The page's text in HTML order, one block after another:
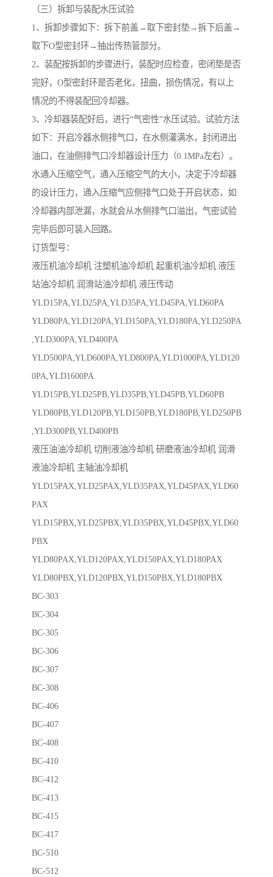
（三）拆卸与装配水压试验
1、拆卸步骤如下：拆下前盖→取下密封垫→拆下后盖→
取下O型密封环→抽出传热管部分。
2、装配按拆卸的步骤进行，装配时应检查，密闭垫是否
完好，O型密封环是否老化，扭曲，损伤情况，有以上
情况的不得装配回冷却器。
3、冷却器装配好后，进行“气密性”水压试验。试验方法
如下：开启冷器水侧排气口，在水侧灌满水，封闭进出
油口，在油侧排气口冷却器设计压力（0.1MPa左右）。
水通入压缩空气，通入压缩空气的大小，决定于冷却器
的设计压力，通入压缩气应侧排气口处于开启状态，如
冷却器内部泄漏，水就会从水侧排气口溢出，气密试验
完毕后即可装入回路。
订货型号：
液压机油冷却机 注塑机油冷却机 起重机油冷却机 液压
站油冷却机 润滑站油冷却机 液压传动
YLD15PA,YLD25PA,YLD35PA,YLD45PA,YLD60PA
YLD80PA,YLD120PA,YLD150PA,YLD180PA,YLD250PA
,YLD300PA,YLD400PA
YLD500PA,YLD600PA,YLD800PA,YLD1000PA,YLD120
0PA,YLD1600PA
YLD15PB,YLD25PB,YLD35PB,YLD45PB,YLD60PB
YLD80PB,YLD120PB,YLD150PB,YLD180PB,YLD250PB
,YLD300PB,YLD400PB
液压油油冷却机 切削液油冷却机 研磨液油冷却机 润滑
液油冷却机 主轴油冷却机
YLD15PAX,YLD25PAX,YLD35PAX,YLD45PAX,YLD60
PAX
YLD15PBX,YLD25PBX,YLD35PBX,YLD45PBX,YLD60
PBX
YLD80PAX,YLD120PAX,YLD150PAX,YLD180PAX
YLD80PBX,YLD120PBX,YLD150PBX,YLD180PBX
BC-303
BC-304
BC-305
BC-306
BC-307
BC-308
BC-406
BC-407
BC-408
BC-410
BC-412
BC-413
BC-415
BC-417
BC-510
BC-512